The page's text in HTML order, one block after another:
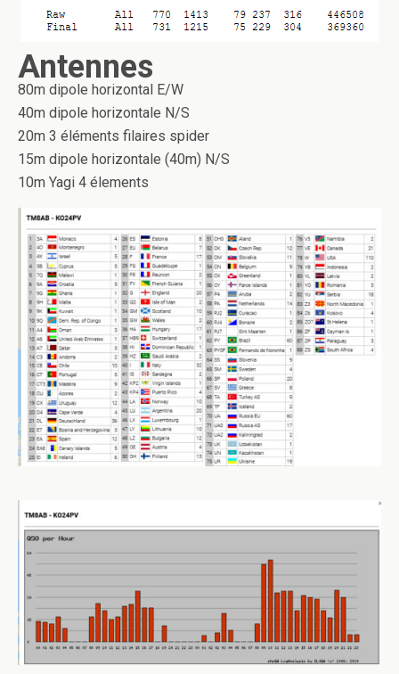
Antennes
80m dipole horizontal E/W
40m dipole horizontale N/S
20m 3 éléments filaires spider
15m dipole horizontale (40m) N/S
10m Yagi 4 élements